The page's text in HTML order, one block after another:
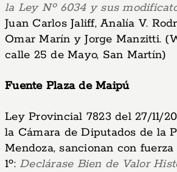
la Ley Nº 6034 y sus
Juan Carlos Jaliff, Analía V.
Omar Marín y Jorge Manzitti.
calle 25 de Mayo, San Martín)
Fuente Plaza de Maipú
Ley Provincial 7823 del 27/11/
la Cámara de Diputados de la
Mendoza, sancionan con
1º: Declárase Bien de Valor